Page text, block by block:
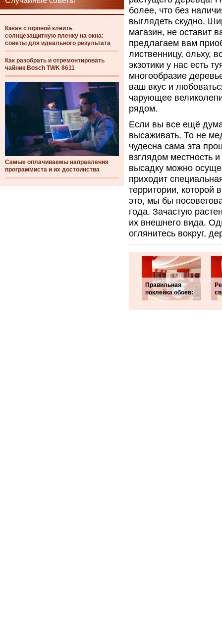
Какая стороной клеить
солнцезащитную пленку на окна:
советы для идеального результата
Как разобрать и отремонтировать
чайник Bosch TWK 8611
Самые оплачиваемы направления
программиста и их достоинства
более, что без
выглядеть скудно.
магазин, не оставит
предлагаем вам
лиственницу, ольху,
экзотики у нас есть
многообразие
ваш вкус и
чарующее
рядом.
Если вы все ещё
высаживать. То не
чудесна сама эта
взглядом местность
высадку можно
приходит
территории, которой
это, мы бы
года. Зачастую
их внешнего вида.
оглянитесь вокруг,
Правильная
поклейка обоев: